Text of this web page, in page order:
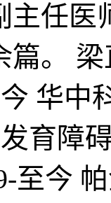
任医
。 梁
华中
育障
至今